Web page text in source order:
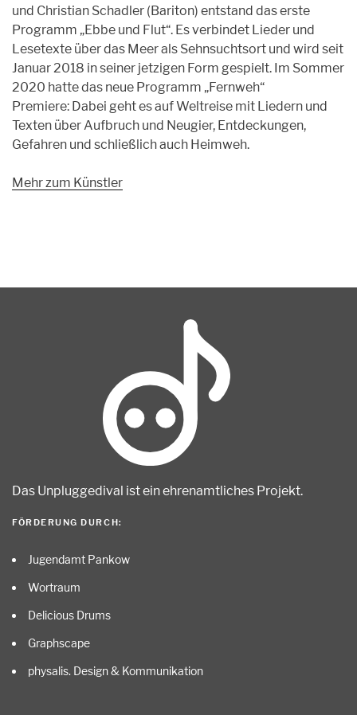
und Christian Schadler (Bariton) entstand das erste
Programm „Ebbe und Flut“. Es verbindet Lieder und
Lesetexte über das Meer als Sehnsuchtsort und wird seit
Januar 2018 in seiner jetzigen Form gespielt. Im Sommer
2020 hatte das neue Programm „Fernweh“
Premiere: Dabei geht es auf Weltreise mit Liedern und
Texten über Aufbruch und Neugier, Entdeckungen,
Gefahren und schließlich auch Heimweh.
Mehr zum Künstler
Das Unpluggedival ist ein ehrenamtliches Projekt.
FÖRDERUNG DURCH:
Jugendamt Pankow
Wortraum
Delicious Drums
Graphscape
physalis. Design & Kommunikation